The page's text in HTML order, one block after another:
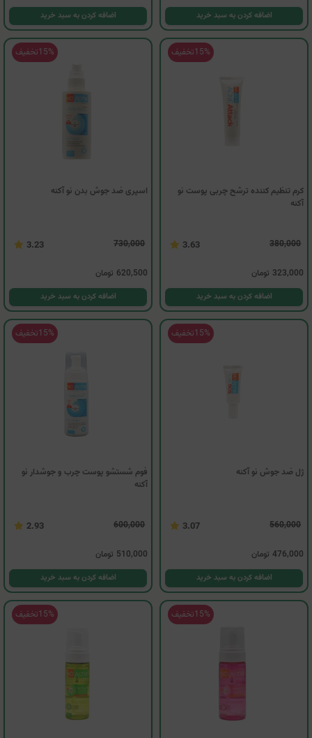
اضافه کردن به سبد خرید اضافه کردن به سبد خرید
15%تخفیف
کرم تنظیم کننده ترشح چربی پوست نو
آکنه
380,000
3.63
323,000 تومان
اضافه کردن به سبد خرید
15%تخفیف
اسپری ضد جوش بدن نو آکنه
730,000
3.23
620,500 تومان
اضافه کردن به سبد خرید
15%تخفیف
ژل ضد جوش نو آکنه
560,000
3.07
476,000 تومان
اضافه کردن به سبد خرید
15%تخفیف
فوم شستشو پوست چرب و جوشدار نو
آکنه
600,000
2.93
510,000 تومان
اضافه کردن به سبد خرید
15%تخفیف 15%تخفیف